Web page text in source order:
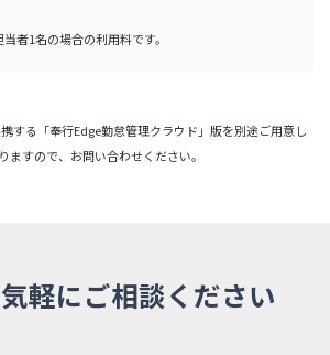
者1名の場合の利用料です。
する「奉行Edge勤怠管理クラウド」版を別途ご用意し
ますので、お問い合わせください。
軽にご相談ください